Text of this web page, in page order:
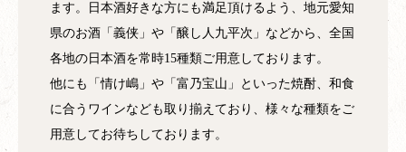
ます。日本酒好きな方にも満足頂けるよう、地元愛知
県のお酒「義侠」や「醸し人九平次」などから、全国
各地の日本酒を常時15種類ご用意しております。
他にも「情け嶋」や「富乃宝山」といった焼酎、和食
に合うワインなども取り揃えており、様々な種類をご
用意してお待ちしております。